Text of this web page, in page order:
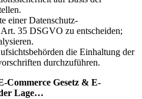
einer Datenschutz-
35 DSGVO zu entscheiden;
die Einhaltung der
durchzuführen.
Commerce Gesetz & E-
Lage…